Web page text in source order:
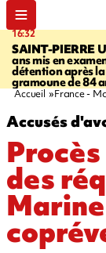
16:32
SAINT-PIERRE
ans mis en
détention après
gramoune de 84
Accueil France -
Accusés
des